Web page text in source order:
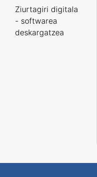
Ziurtagiri digitala
- softwarea
deskargatzea